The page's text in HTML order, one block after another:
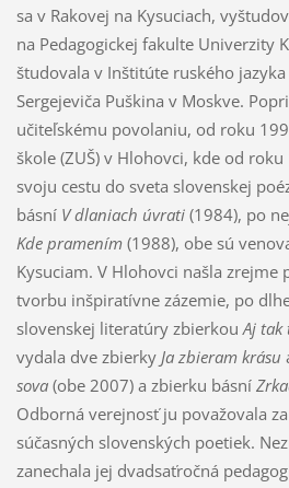
sa v Rakovej na Kysuciach,
na Pedagogickej fakulte Univerzity
študovala v Inštitúte ruského
Sergejeviča Puškina v Moskve.
učiteľskému povolaniu, od roku
škole (ZUŠ) v Hlohovci, kde od
svoju cestu do sveta slovenskej
básní V dlaniach úvrati (1984), po
Kde pramením(1988), obe sú
Kysuciam. V Hlohovci našla zrejme
tvorbu inšpiratívne zázemie, po
slovenskej literatúry zbierkouAj
vydala dve zbierky Ja zbieram krásu
sova(obe 2007) a zbierku básní
Odborná verejnosť ju považovala
súčasných slovenských poetiek.
zanechala jej dvadsaťročná